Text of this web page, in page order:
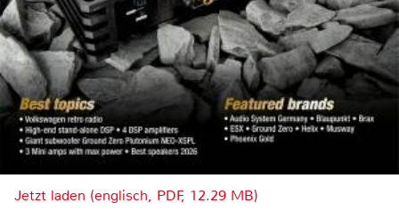
Jetzt laden (englisch, PDF, 12.29 MB)